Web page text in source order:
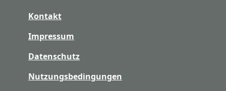
Kontakt
Impressum
Datenschutz
Nutzungsbedingungen